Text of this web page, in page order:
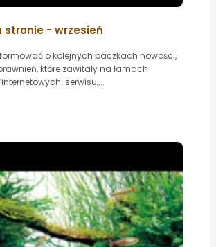
stronie - wrzesień
o kolejnych paczkach nowości,
które zawitały na łamach
serwisu,...